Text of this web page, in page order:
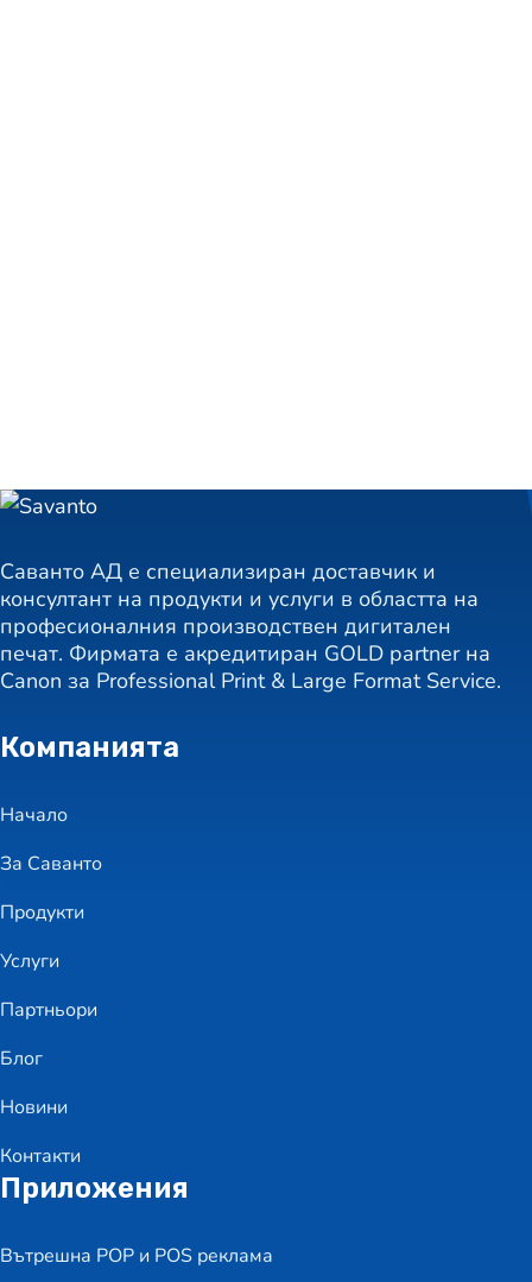
Саванто АД е специализиран доставчик и
консултант на продукти и услуги в областта на
професионалния производствен дигитален
печат. Фирмата е акредитиран GOLD partner на
Canon за Professional Print & Large Format Service.
Компанията
Начало
За Саванто
Продукти
Услуги
Партньори
Блог
Новини
Контакти
Приложения
Вътрешна POP и POS реклама